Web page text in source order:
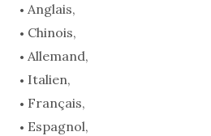
Anglais,
Chinois,
Allemand,
Italien,
Français,
Espagnol,